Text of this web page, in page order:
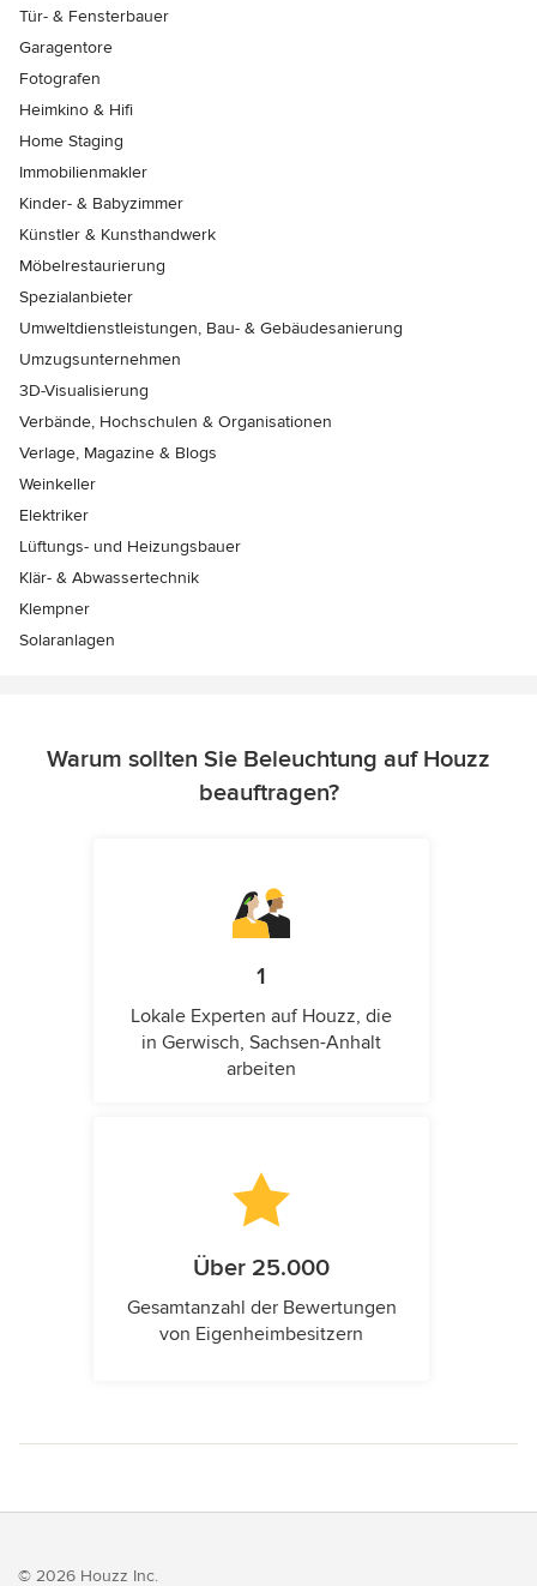
Tür- & Fensterbauer
Garagentore
Fotografen
Heimkino & Hifi
Home Staging
Immobilienmakler
Kinder- & Babyzimmer
Künstler & Kunsthandwerk
Möbelrestaurierung
Spezialanbieter
Umweltdienstleistungen, Bau- & Gebäudesanierung
Umzugsunternehmen
3D-Visualisierung
Verbände, Hochschulen & Organisationen
Verlage, Magazine & Blogs
Weinkeller
Elektriker
Lüftungs- und Heizungsbauer
Klär- & Abwassertechnik
Klempner
Solaranlagen
Warum sollten Sie Beleuchtung auf Houzz
beauftragen?
1
Lokale Experten auf Houzz, die
in Gerwisch, Sachsen-Anhalt
arbeiten
Über 25.000
Gesamtanzahl der Bewertungen
von Eigenheimbesitzern
© 2026 Houzz Inc.